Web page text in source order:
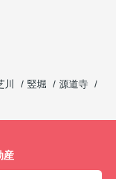
川 竪堀
源道寺
産